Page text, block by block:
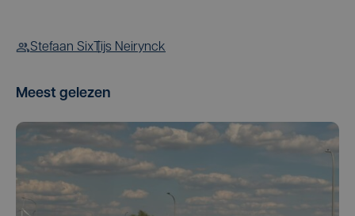
Stefaan Six Tijs Neirynck
Meest gelezen